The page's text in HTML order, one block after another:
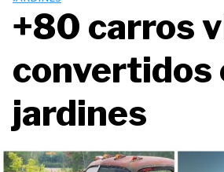
+80 carros
convertidos
jardines